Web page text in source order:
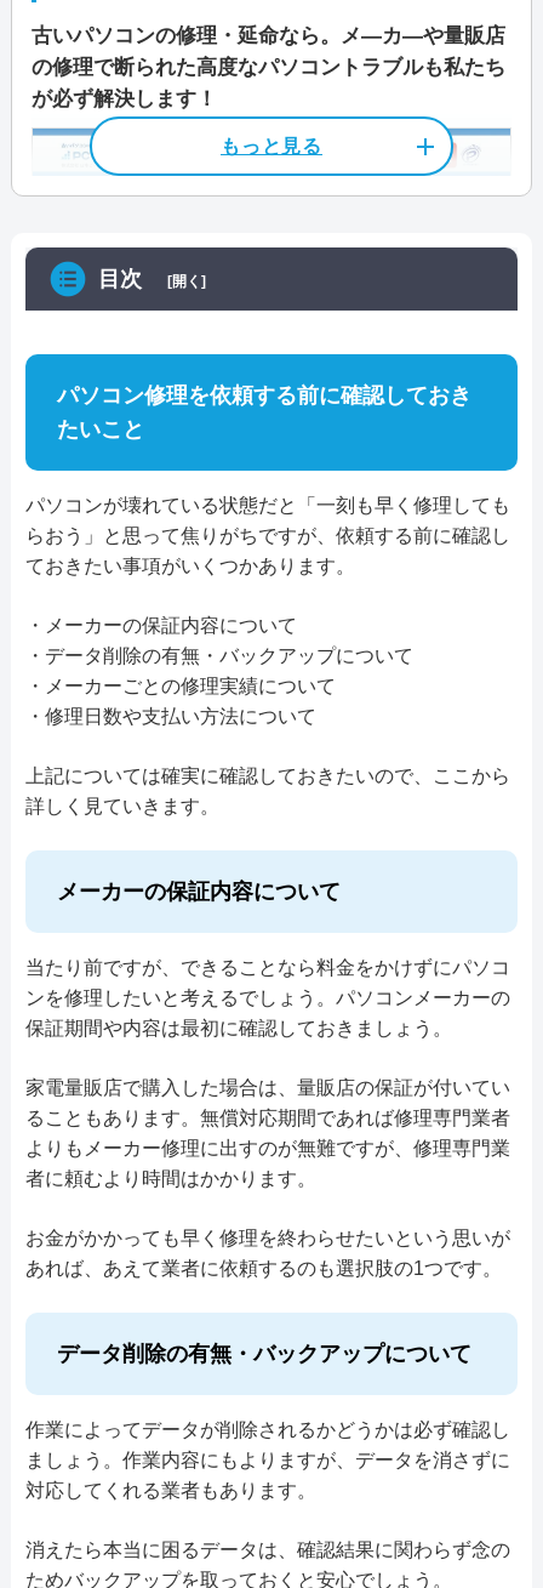
施新田/布瀬新田/布施新町/船戸/船戸山高野/弁天
下/増尾/増尾台/松ケ崎/松ケ崎新田/松葉町/緑ケ
丘/緑台/みどり台/南柏/南柏中央/南逆井/南高柳/
南増尾/箕輪/箕輪新田/向原町/柳戸/弥生町/豊町/
吉野沢/呼塚/呼塚新田/若柴/若白毛/若葉町/鷲野
作業スタッフは全員パソコン整備士協会の資格を
取得している正社員で、お客様の大事なパソコン
やデータを責任を持って対応してくれます。
パソコントラブルの症状によって作業料金を細か
はありません。明朗会計で作業開始前に必ずお見
積を提示してもらえるので安心です。
きますので参考にしてみてください。支払い方法
は現金のほか、クレジットカードやQRコードか
料金・メニューを見る
公式サイトを見る
電話相談・お問い合わせ
0120-533-117
証制度も付いています。宅配修理の場合は、店舗
か宅配修理センターへお電話にてお問い合わせ
後、パソコンを送れば預かりにて対応をしてもら
えます。新しいパソコンに買い替えたいが何が良
料金・メニューを見る
公式サイトを見る
04-7137-9530
詳細は公式HPでご確認ください。
青田新田飛地/青葉台/あかね町/明原/あけぼの/曙
橋/旭町/東/東上町/東台本町/泉/泉町/泉村新田/伊
勢原/今谷上町/今谷南町/岩井/岩井村新田/永楽台/
大青田/大井/大井新田/大島田/大津ケ丘/大塚町/大
室/大山台/加賀/風早/柏/柏下/柏中村下/柏の葉/柏
北柏/北柏台/亀甲台町/小青田/高南台/五條谷/酒井
根/逆井/逆井藤ノ台/桜台/しいの木台/篠籠田/宿連
寺/正連寺/新柏/新逆井/新富町/新十余二/水道橋/
末広町/関場町/千間橋/染井入新田/高田/高柳/高柳
新田/中央/中央町/千代田/塚崎/つくしが丘/手賀/
手賀新田/手賀の杜/常盤台/戸張/戸張新田/富里/豊
宿/中十余二/中原/名戸ケ谷/西柏台/西町/西原/西
山/根戸/根戸新田/八幡町/花野井/東柏/東逆井/東
中新宿/東山/光ケ丘/光ケ丘団地/日立台/ひばりが
施新田/布瀬新田/布施新町/船戸/船戸山高野/弁天
下/増尾/増尾台/松ケ崎/松ケ崎新田/松葉町/緑ケ
丘/緑台/みどり台/南柏/南柏中央/南逆井/南高柳/
吉野沢/呼塚/呼塚新田/若柴/若白毛/若葉町/鷲野
この業者の特徴
ファストPCリペアでは店舗へ持ち込む「持込修
理」のほか、修理スタッフがご希望の場所へ訪問
しその場で診断・修理を行う「出張修理」、パソ
コンを郵送して待つだけで修理ができる「宅配修
理」があります。出張修理は全国に対応してお
り、最短即日で対応可能です。 千葉県で店舗持
ち込みに対応しているのは千葉市にある「千葉中
の方は店舗への持ち込み修理を検討してみてはい
希望日時をご相談ください。 WindowsからMac
まで、どんなメーカー・機種のパソコンでも修理
可能で、自分で組み立てたりカスタマイズしたパ
ソコンの修理でも対応可能です。 作業スタッフ
正社員で、プライバシーマークならびにISMSの
国際規格ISO 270001の認証を取得しており、情
パソコン処分
パソコン販売
駆けつけ修理対応エリア
柏市/我孫子市/流山市/野田市/守谷市/取手市
料金・メニューを見る
公式サイトを見る
電話相談・お問い合わせ
詳細は公式HPでご確認ください。
引用元：ＰＣらく―ん
045-523-7618
特徴
データ保護
駆けつけ修理対応エリア
この業者の特徴
ク」やPCデポ各店舗でパソコンの修理や診断を
行っている業者です。専門のエンジニア・アドバ
イザーが常駐しており、パソコンのお困りごとを
ってしまった、パソコンが異常に熱くなるなどの
様々なトラブルに対応してくれます。違う店舗で
買ったパソコンや、メーカー保証が切れているパ
ソコンも受け付けており、修理の前には必ず見積
もりを出してもらえるので安心です。 依頼する
際には予約は不要で店舗に行ったらそのまま対応
してもらえるので急いでいるときにもおすすめで
す。
料金・メニューを見る
公式サイトを見る
電話相談・お問い合わせ
045-523-7618
引用元：PCデポ
料金 遠隔サポ―ト料2,980円～
料金・メニューを見る
公式サイトを見る
050-5328-7359
特徴
データ保護
即日対応可
全メーカー対応
パソコン処分
パソコン販売
駆けつけ修理対応エリア
千葉県
料金・メニュー
公式サイトを見る
電話相談・お問い合わせ
050-5328-7359
引用元： SWAT
店舗住所
〒 274-0072
千葉県船橋市三山8-47-6 三山ビル1階
京成線「大久保駅」から徒歩30分程
京成線「実籾駅」から徒歩30分程度
営業時間 9:00～18:00
定休日
料金
液晶パネル交換
windowsノ―トパソコン：8,800円〜
Macノ―トパソコン：10,000円〜
料金・メニューを見る
公式サイトを見る
電話相談・お問い合わせ
特徴
カード決済 モバイル決済
法人対応可
パソコン処分
パソコン販売
―
この業者の特徴
液晶修理センターはパソコンの液晶修理に特化し
たパソコン修理業者です。宅配修理を中心に全国
対応していますが、船橋市にある店舗へ持ち込み
ができるようであれば当日修理が可能となってい
ます。 千葉県にお住まいの方は持ち込み修理も
検討してみてはいかがでしょうか。一番お問い合
古いパソコンの修理・延命なら。メ―カ―や量販店
の修理で断られた高度なパソコントラブルも私たち
が必ず解決します！
店舗住所
千葉県柏市南柏1丁目5-18 染谷ビル4F
受付時間 10:00～17:00
料金 技術料11,000円～
公式サイトを見る
電話相談・お問い合わせ
カード決済 モバイル決済
法人対応可
データ保護
即日対応可
全メーカー対応
―
この業者の特徴
パソコン修理専門会社ピーシーエキスパートはパ
た高度なパソコントラブルも解決します。 どの
目次 [開く]
パソコン修理を依頼する前に確認しておき
たいこと
パソコンが壊れている状態だと「一刻も早く修理しても
らおう」と思って焦りがちですが、依頼する前に確認し
ておきたい事項がいくつかあります。
・メーカーの保証内容について
・データ削除の有無・バックアップについて
・メーカーごとの修理実績について
・修理日数や支払い方法について
上記については確実に確認しておきたいので、ここから
詳しく見ていきます。
メーカーの保証内容について
当たり前ですが、できることなら料金をかけずにパソコ
ンを修理したいと考えるでしょう。パソコンメーカーの
保証期間や内容は最初に確認しておきましょう。
家電量販店で購入した場合は、量販店の保証が付いてい
ることもあります。無償対応期間であれば修理専門業者
よりもメーカー修理に出すのが無難ですが、修理専門業
者に頼むより時間はかかります。
お金がかかっても早く修理を終わらせたいという思いが
あれば、あえて業者に依頼するのも選択肢の1つです。
データ削除の有無・バックアップについて
作業によってデータが削除されるかどうかは必ず確認し
ましょう。作業内容にもよりますが、データを消さずに
対応してくれる業者もあります。
消えたら本当に困るデータは、確認結果に関わらず念の
ためバックアップを取っておくと安心でしょう。